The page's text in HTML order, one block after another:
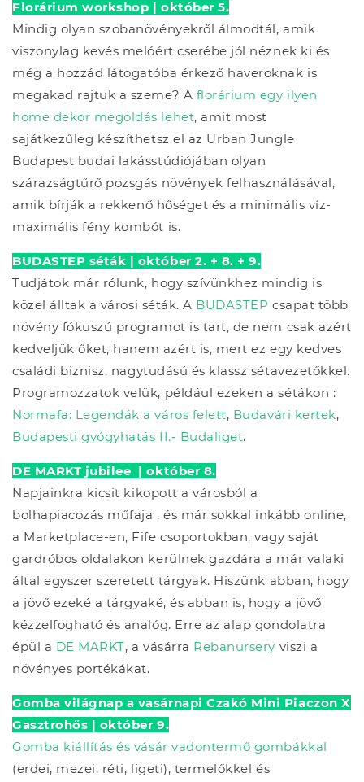
Florárium workshop | október 5.
Mindig olyan szobanövényekről álmodtál, amik
viszonylag kevés melóért cserébe jól néznek ki és
még a hozzád látogatóba érkező haveroknak is
megakad rajtuk a szeme? A florárium egy ilyen
home dekor megoldás lehet, amit most
sajátkezűleg készíthetsz el az Urban Jungle
Budapest budai lakásstúdiójában olyan
szárazságtűrő pozsgás növények felhasználásával,
amik bírják a rekkenő hőséget és a minimális víz-
maximális fény kombót is.
BUDASTEP séták | október 2. + 8. + 9.
Tudjátok már rólunk, hogy szívünkhez mindig is
közel álltak a városi séták. A BUDASTEP csapat több
növény fókuszú programot is tart, de nem csak azért
kedveljük őket, hanem azért is, mert ez egy kedves
családi biznisz, nagytudású és klassz sétavezetőkkel.
Programozzatok velük, például ezeken a sétákon :
Normafa: Legendák a város felett, Budavári kertek,
Budapesti gyógyhatás II.- Budaliget.
DE MARKT jubilee | október 8.
Napjainkra kicsit kikopott a városból a
bolhapiacozás műfaja , és már sokkal inkább online,
a Marketplace-en, Fife csoportokban, vagy saját
gardróbos oldalakon kerülnek gazdára a már valaki
által egyszer szeretett tárgyak. Hiszünk abban, hogy
a jövő ezeké a tárgyaké, és abban is, hogy a jövő
kézzelfogható és analóg. Erre az alap gondolatra
épül a DE MARKT, a vásárra Rebanursery viszi a
növényes portékákat.
Gomba világnap a vasárnapi Czakó Mini Piaczon X
Gasztrohős | október 9.
Gomba kiállítás és vásár vadontermő gombákkal
(erdei, mezei, réti, ligeti), termelőkkel és